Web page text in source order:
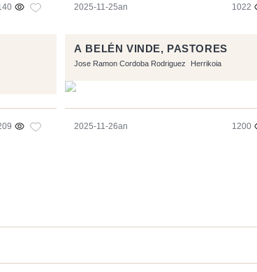
2025-11-25an 1022
A BELÉN VINDE, PASTORES
Jose Ramon Cordoba Rodriguez Herrikoia
2025-11-26an 1200